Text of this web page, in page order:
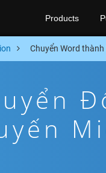
Products
Chuyển Word thành